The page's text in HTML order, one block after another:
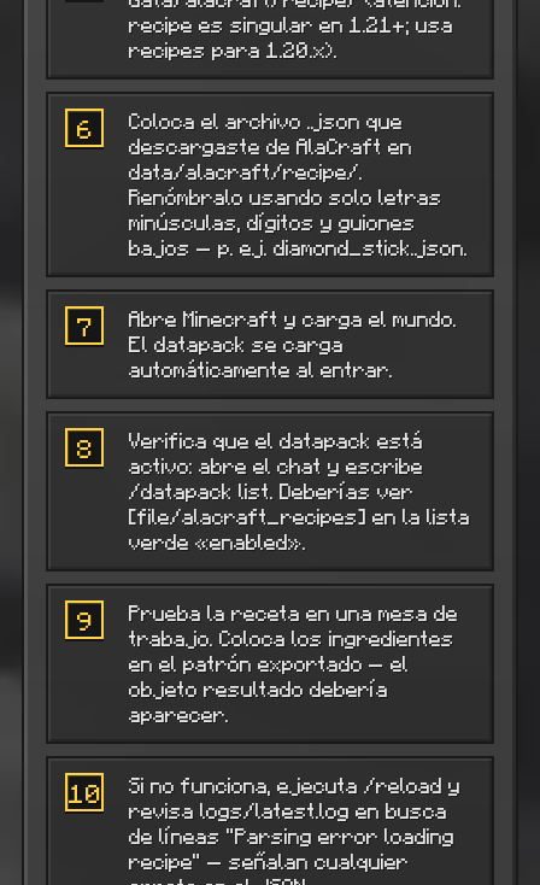
recipe es singular en 1.21+; usa
recipes para 1.20.x).
6
Coloca el archivo .json que
descargaste de AlaCraft en
data/alacraft/recipe/.
Renómbralo usando solo letras
minúsculas, dígitos y guiones
bajos — p. ej. diamond_stick.json.
7
Abre Minecraft y carga el mundo.
El datapack se carga
automáticamente al entrar.
8
Verifica que el datapack está
activo: abre el chat y escribe
/datapack list. Deberías ver
[file/alacraft_recipes] en la lista
verde «enabled».
9
Prueba la receta en una mesa de
trabajo. Coloca los ingredientes
en el patrón exportado — el
objeto resultado debería
aparecer.
10
Si no funciona, ejecuta /reload y
revisa logs/latest.log en busca
de líneas "Parsing error loading
recipe" — señalan cualquier